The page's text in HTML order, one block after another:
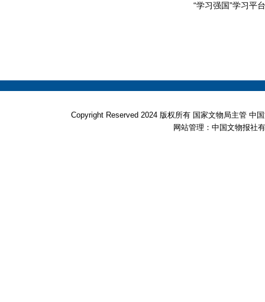
“学习强国”学习平
Copyright Reserved 2024 版权所有 国家文物局主管
网站管理：中国文物报社